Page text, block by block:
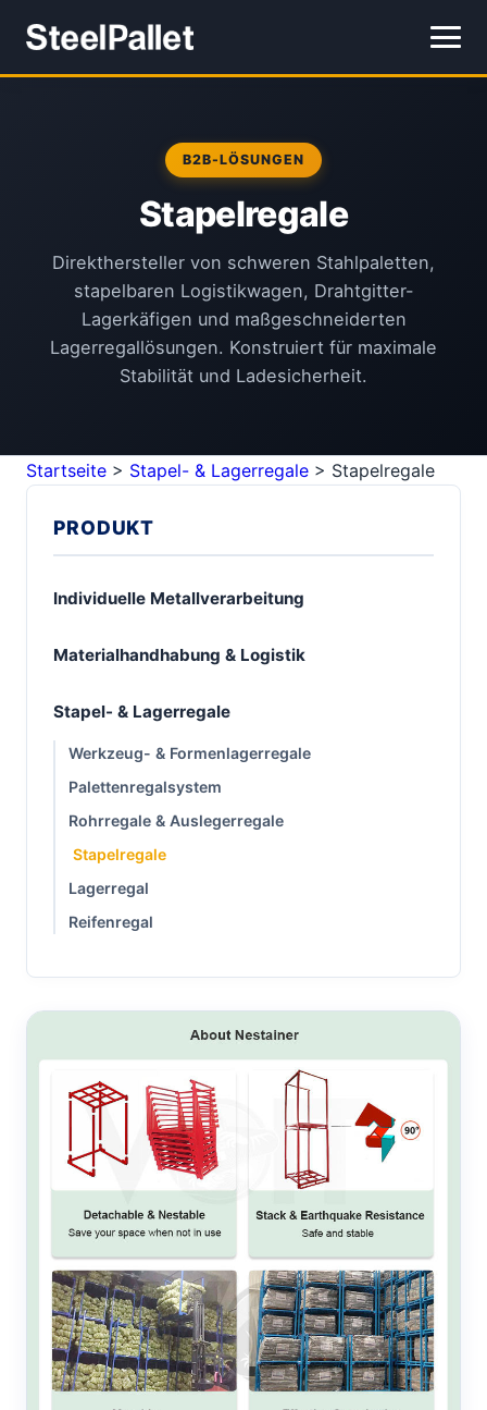
B2B-LÖSUNGEN
Stapelregale
Direkthersteller von schweren Stahlpaletten,
stapelbaren Logistikwagen, Drahtgitter-
Lagerkäfigen und maßgeschneiderten
Lagerregallösungen. Konstruiert für maximale
Stabilität und Ladesicherheit.
Startseite > Stapel- & Lagerregale > Stapelregale
PRODUKT
Individuelle Metallverarbeitung
Materialhandhabung & Logistik
Stapel- & Lagerregale
Werkzeug- & Formenlagerregale
Palettenregalsystem
Rohrregale & Auslegerregale
Stapelregale
Lagerregal
Reifenregal